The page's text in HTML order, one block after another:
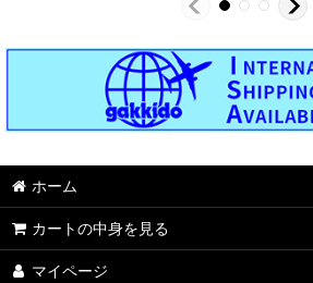
ホーム
カートの中身を見る
マイページ